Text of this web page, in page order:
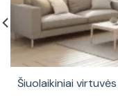
Šiuolaikiniai